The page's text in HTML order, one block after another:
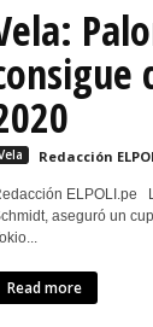
Redacción
ELPOLI.pe
aseguró un
Read more